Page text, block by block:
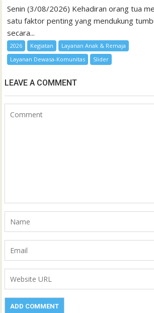
Senin (3/08/2026) Kehadiran orang tua
satu faktor penting yang mendukung
secara...
2026 Kegiatan
Layanan Anak & Remaja
Layanan Dewasa-Komunitas
Slider
LEAVE A COMMENT